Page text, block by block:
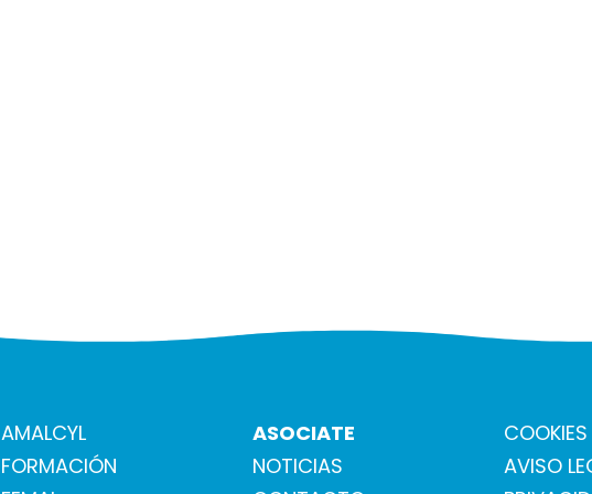
AMALCYL
FORMACIÓN
ASOCIATE
NOTICIAS
COOKIES
AVISO